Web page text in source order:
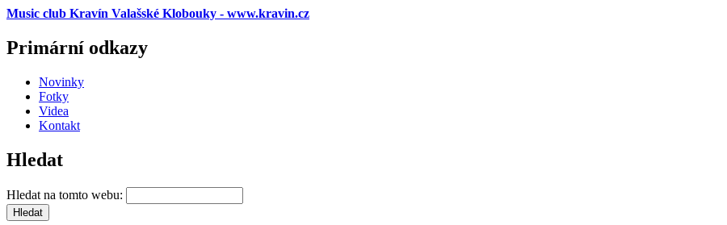
Music club Kravín Valašské Klobouky - www.kravin.cz
Primární odkazy
Novinky
Fotky
Videa
Kontakt
Hledat
Hledat na tomto webu: